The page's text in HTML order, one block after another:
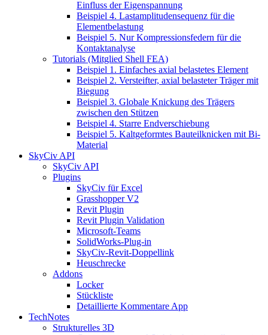
Einfluss der Eigenspannung
Beispiel 4. Lastamplitudensequenz für die
Elementbelastung
Beispiel 5. Nur Kompressionsfedern für die
Kontaktanalyse
Tutorials (Mitglied Shell FEA)
Beispiel 1. Einfaches axial belastetes Element
Beispiel 2. Versteifter, axial belasteter Träger mit
Biegung
Beispiel 3. Globale Knickung des Trägers
zwischen den Stützen
Beispiel 4. Starre Endverschiebung
Beispiel 5. Kaltgeformtes Bauteilknicken mit Bi-
Material
SkyCiv API
SkyCiv API
Plugins
SkyCiv für Excel
Grasshopper V2
Revit Plugin
Revit Plugin Validation
Microsoft-Teams
SolidWorks-Plug-in
SkyCiv-Revit-Doppellink
Heuschrecke
Addons
Locker
Stückliste
Detaillierte Kommentare App
TechNotes
Strukturelles 3D